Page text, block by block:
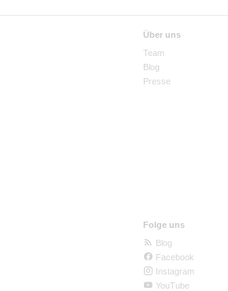
Über uns
Team
Blog
Presse
Folge uns
Blog
Facebook
Instagram
YouTube